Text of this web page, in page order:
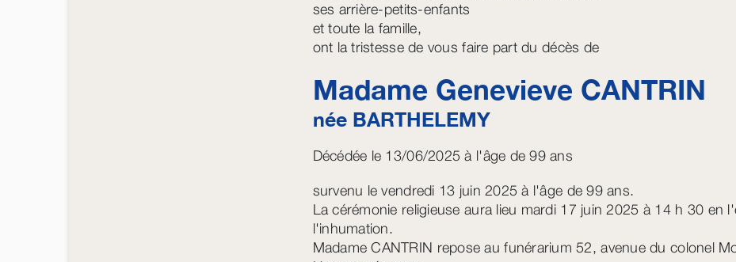
ses arrière-petits-enfants
et toute la famille,
ont la tristesse de vous faire part du décès de
Madame Genevieve CANTRIN
née BARTHELEMY
Décédée le 13/06/2025 à l'âge de 99 ans
survenu le vendredi 13 juin 2025 à l'âge de 99 ans.
La cérémonie religieuse aura lieu mardi 17 juin 2025 à 14 h 30 en
l'inhumation.
Madame CANTRIN repose au funérarium 52, avenue du colonel